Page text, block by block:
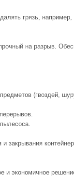
грязь,
на разрыв.
(гвоздей,
закрывания
и экономичное